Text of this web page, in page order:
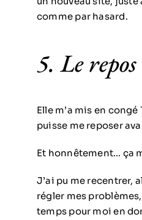
comme par hasard.
5. Le
Elle m’a mis en
puisse me reposer
Et honnêtement… ça
J’ai pu me recentrer,
régler mes
temps pour moi en